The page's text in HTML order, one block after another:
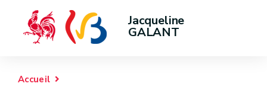
Jacqueline
GALANT
Accueil